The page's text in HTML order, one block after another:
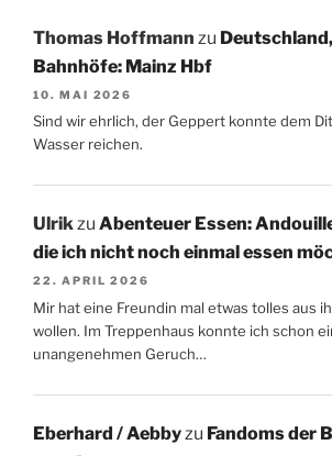
Thomas Hoffmann zu
Bahnhöfe: Mainz Hbf
10. MAI 2026
Sind wir ehrlich, der Geppert konnte dem
Wasser reichen.
Ulrikzu Abenteuer Essen:
die ich nicht noch einmal essen
22. APRIL 2026
Mir hat eine Freundin mal etwas tolles aus
wollen. Im Treppenhaus konnte ich schon
unangenehmen Geruch…
Eberhard / Aebbyzu Fandoms der